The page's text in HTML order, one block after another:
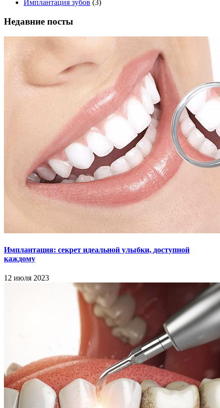
Имплантация зубов (3)
Недавние посты
Имплантация: секрет идеальной улыбки, доступной
каждому
12 июля 2023